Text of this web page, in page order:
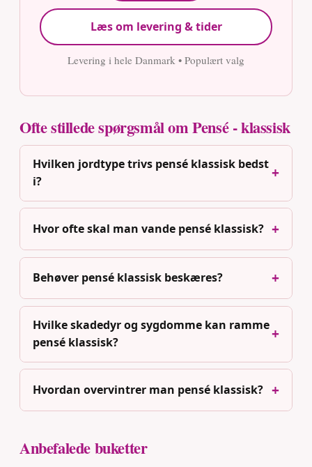
Læs om levering & tider
Levering i hele Danmark • Populært valg
Ofte stillede spørgsmål om Pensé - klassisk
Hvilken jordtype trivs pensé klassisk bedst
i?
Hvor ofte skal man vande pensé klassisk?
Behøver pensé klassisk beskæres?
Hvilke skadedyr og sygdomme kan ramme
pensé klassisk?
Hvordan overvintrer man pensé klassisk?
Anbefalede buketter